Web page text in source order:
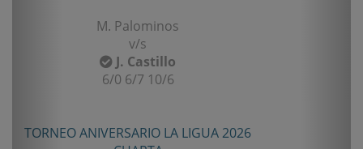
M. Palominos
v/s
J. Castillo
6/0 6/7 10/6
TORNEO ANIVERSARIO LA LIGUA 2026